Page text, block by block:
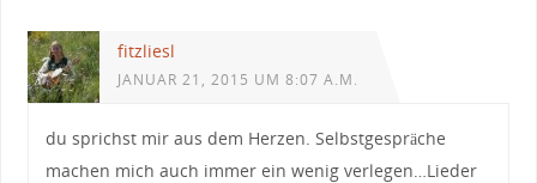
fitzliesl
JANUAR 21, 2015 UM 8:07 A.M.
du sprichst mir aus dem Herzen. Selbstgespräche
machen mich auch immer ein wenig verlegen…Lieder